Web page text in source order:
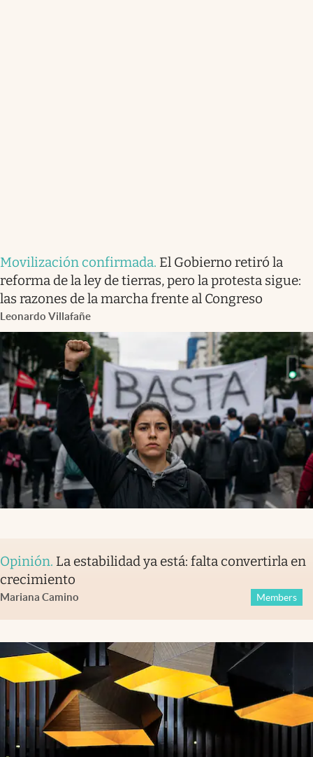
Movilización confirmada. El Gobierno retiró la
reforma de la ley de tierras, pero la protesta sigue:
las razones de la marcha frente al Congreso
Leonardo Villafañe
Opinión. La estabilidad ya está: falta convertirla en
crecimiento
Mariana Camino Members